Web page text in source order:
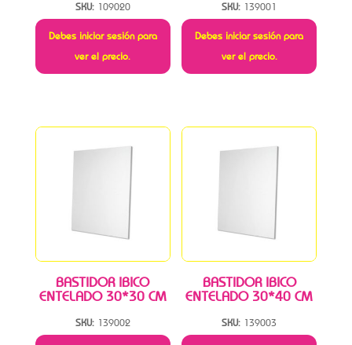
SKU: 109020
Debes iniciar sesión para
ver el precio.
SKU: 139001
Debes iniciar sesión para
ver el precio.
BASTIDOR IBICO
ENTELADO 30*30 CM
SKU: 139002
BASTIDOR IBICO
ENTELADO 30*40 CM
SKU: 139003